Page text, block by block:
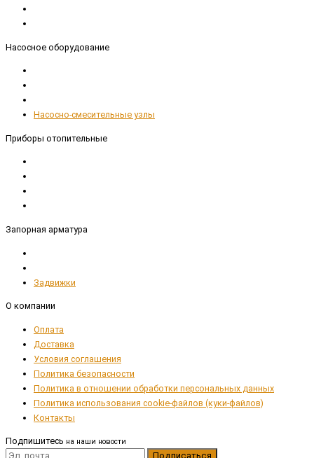
Насосное оборудование
Насосно-смесительные узлы
Приборы отопительные
Запорная арматура
Задвижки
О компании
Оплата
Доставка
Условия соглашения
Политика безопасности
Политика в отношении обработки персональных данных
Политика использования cookie-файлов (куки-файлов)
Контакты
Подпишитесь на наши новости
Подписаться